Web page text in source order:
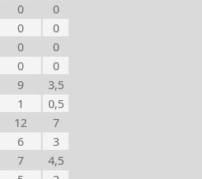
0
0
0
0
0
0
0
0
9
3,5
1
0,5
12
7
6
3
7
4,5